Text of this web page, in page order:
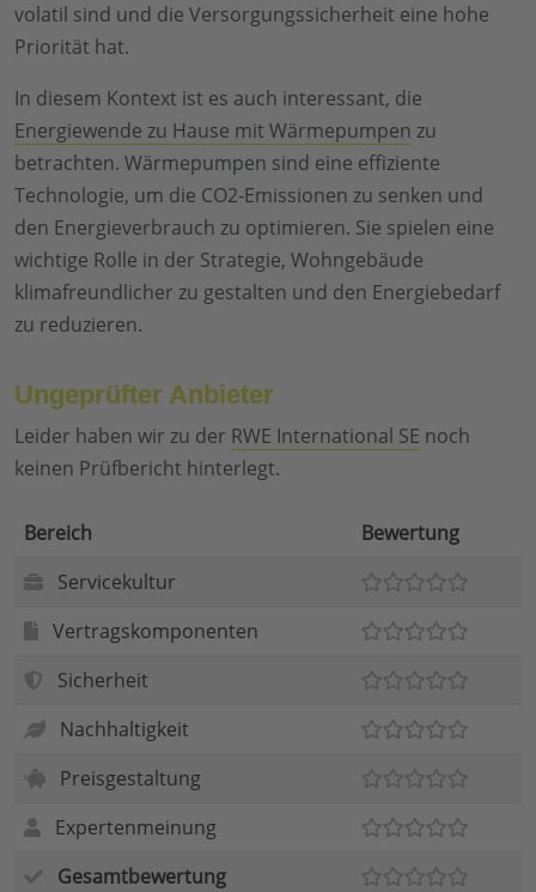
volatil sind und die Versorgungssicherheit eine hohe
Priorität hat.
In diesem Kontext ist es auch interessant, die
Energiewende zu Hause mit Wärmepumpen zu
betrachten. Wärmepumpen sind eine effiziente
Technologie, um die CO2-Emissionen zu senken und
den Energieverbrauch zu optimieren. Sie spielen eine
wichtige Rolle in der Strategie, Wohngebäude
klimafreundlicher zu gestalten und den Energiebedarf
zu reduzieren.
Ungeprüfter Anbieter
Leider haben wir zu der RWE International SE noch
keinen Prüfbericht hinterlegt.
Bereich
Bewertung
Servicekultur
Vertragskomponenten
Sicherheit
Nachhaltigkeit
Preisgestaltung
Expertenmeinung
Gesamtbewertung